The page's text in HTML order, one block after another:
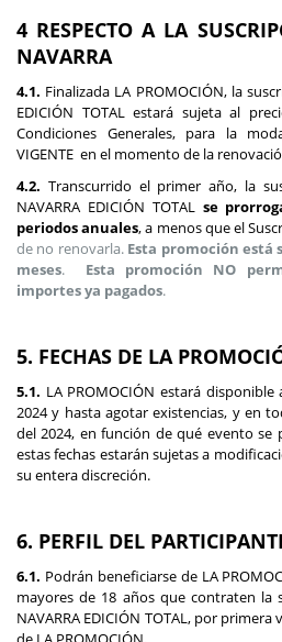
4 RESPECTO A LA
NAVARRA
4.1. Finalizada LA PROMOCIÓN, la
EDICIÓN TOTAL estará sujeta al
Condiciones Generales, para la
VIGENTE en el momento de la
4.2. Transcurrido el primer año, la
NAVARRA EDICIÓN TOTAL se
periodos anuales, a menos que el
de no renovarla. Esta promoción está
meses. Esta promoción NO
importes ya pagados.
5. FECHAS DE LA
5.1. LA PROMOCIÓN estará
2024 y hasta agotar existencias, y en
del 2024, en función de qué evento se
estas fechas estarán sujetas a
su entera discreción.
6. PERFIL DEL
6.1. Podrán beneficiarse de LA
mayores de 18 años que contraten la
NAVARRA EDICIÓN TOTAL, por